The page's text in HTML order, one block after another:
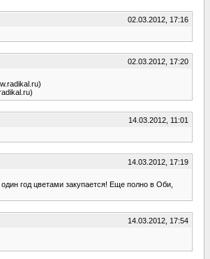
02.03.2012, 17:16
02.03.2012, 17:20
14.03.2012, 11:01
14.03.2012, 17:19
год цветами закупается! Еще полно в Оби,
14.03.2012, 17:54